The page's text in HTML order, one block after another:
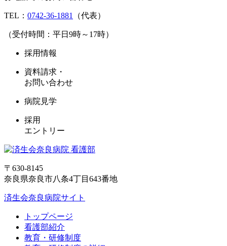
TEL： 0742-36-1881 （代表）
（受付時間：平日9時～17時）
採用情報
資料請求・
お問い合わせ
病院見学
採用
エントリー
〒630-8145
奈良県奈良市八条4丁目643番地
済生会奈良病院サイト
トップページ
看護部紹介
教育・研修制度